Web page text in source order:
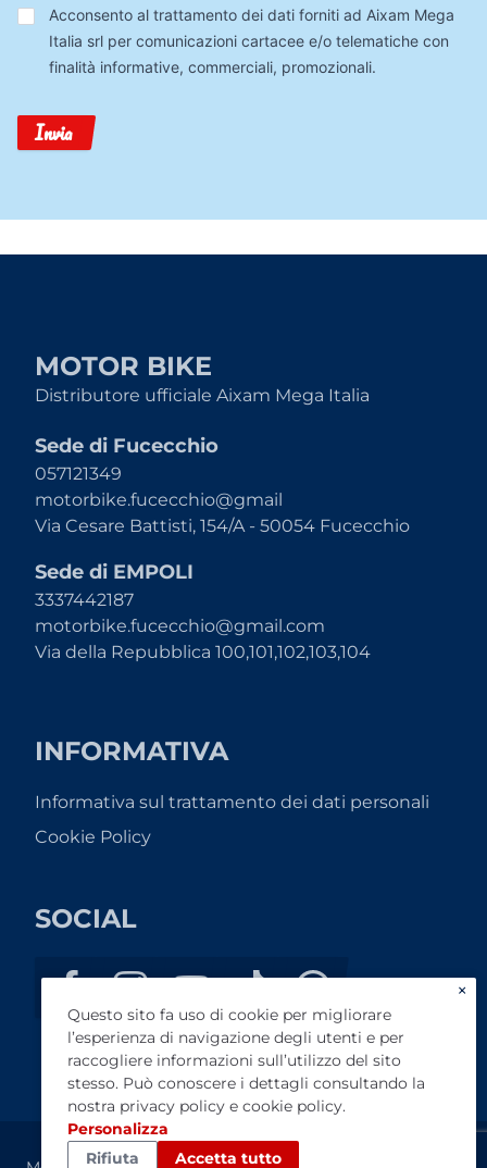
Trattamento
Dati
Acconsento al trattamento dei dati forniti ad Aixam Mega
Italia srl per comunicazioni cartacee e/o telematiche con
finalità informative, commerciali, promozionali.
Invia
MOTOR BIKE
Distributore ufficiale Aixam Mega Italia
Sede di Fucecchio
057121349
motorbike.fucecchio@gmail
Via Cesare Battisti, 154/A - 50054 Fucecchio
Sede di EMPOLI
3337442187
motorbike.fucecchio@gmail.com
Via della Repubblica 100,101,102,103,104
INFORMATIVA
Informativa sul trattamento dei dati personali
Cookie Policy
SOCIAL
×
Questo sito fa uso di cookie per migliorare
l’esperienza di navigazione degli utenti e per
raccogliere informazioni sull’utilizzo del sito
stesso. Può conoscere i dettagli consultando la
nostra privacy policy e cookie policy.
Personalizza
Rifiuta
Accetta tutto